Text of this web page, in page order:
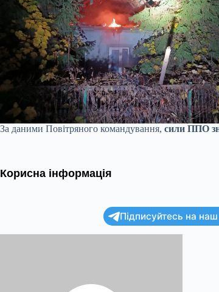
За даними Повітряного командування, сили ППО
Корисна інформація
Підписуйтесь на